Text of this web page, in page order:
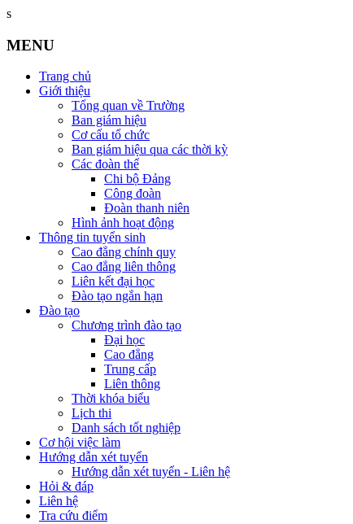
s
MENU
Trang chủ
Giới thiệu
Tổng quan về Trường
Ban giám hiệu
Cơ cấu tổ chức
Ban giám hiệu qua các thời kỳ
Các đoàn thể
Chi bộ Đảng
Công đoàn
Đoàn thanh niên
Hình ảnh hoạt động
Thông tin tuyển sinh
Cao đẳng chính quy
Cao đẳng liên thông
Liên kết đại học
Đào tạo ngắn hạn
Đào tạo
Chương trình đào tạo
Đại học
Cao đẳng
Trung cấp
Liên thông
Thời khóa biểu
Lịch thi
Danh sách tốt nghiệp
Cơ hội việc làm
Hướng dẫn xét tuyển
Hướng dẫn xét tuyển - Liên hệ
Hỏi & đáp
Liên hệ
Tra cứu điểm